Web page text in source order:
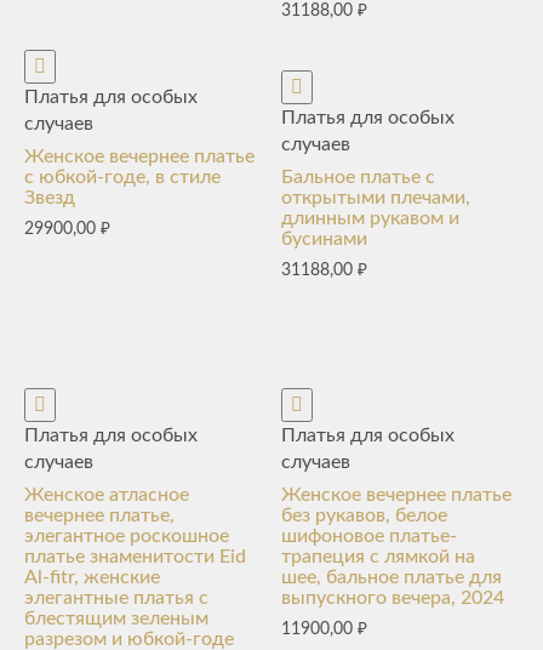
Платья для особых
случаев
Женское вечернее платье
с юбкой-годе, в стиле
Звезд
29900,00 ₽
31188,00₽
Платья для особых
случаев
Бальное платье с
открытыми плечами,
длинным рукавом и
бусинами
31188,00₽
Платья для особых
случаев
Женское атласное
вечернее платье,
элегантное роскошное
платье знаменитости Eid
Al-fitr, женские
элегантные платья с
блестящим зеленым
разрезом и юбкой-годе
Платья для особых
случаев
Женское вечернее платье
без рукавов, белое
шифоновое платье-
трапеция с лямкой на
шее, бальное платье для
выпускного вечера, 2024
11900,00₽